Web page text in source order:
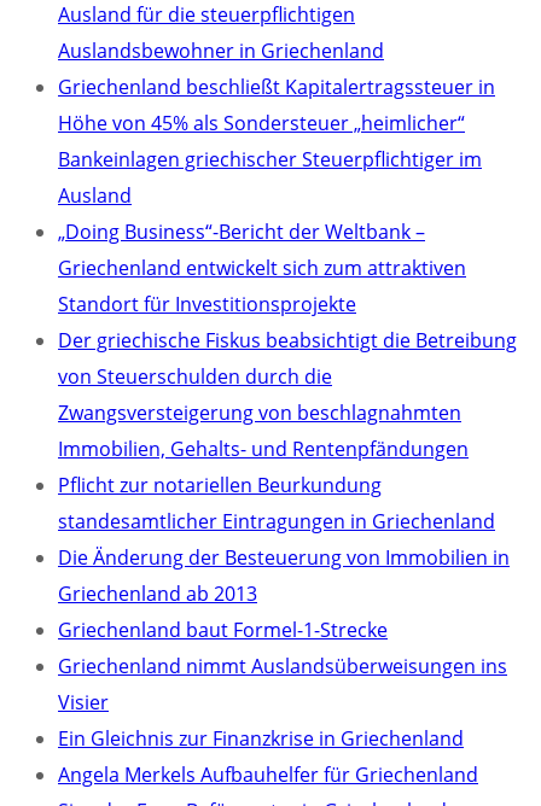
Ausland für die steuerpflichtigen
Auslandsbewohner in Griechenland
Griechenland beschließt Kapitalertragssteuer in
Höhe von 45% als Sondersteuer „heimlicher“
Bankeinlagen griechischer Steuerpflichtiger im
Ausland
„Doing Business“-Bericht der Weltbank –
Griechenland entwickelt sich zum attraktiven
Standort für Investitionsprojekte
Der griechische Fiskus beabsichtigt die Betreibung
von Steuerschulden durch die
Zwangsversteigerung von beschlagnahmten
Immobilien, Gehalts- und Rentenpfändungen
Pflicht zur notariellen Beurkundung
standesamtlicher Eintragungen in Griechenland
Die Änderung der Besteuerung von Immobilien in
Griechenland ab 2013
Griechenland baut Formel-1-Strecke
Griechenland nimmt Auslandsüberweisungen ins
Visier
Ein Gleichnis zur Finanzkrise in Griechenland
Angela Merkels Aufbauhelfer für Griechenland